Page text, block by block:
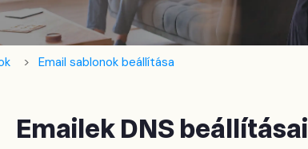
Email sablonok beállítása
Emailek DNS beállításai